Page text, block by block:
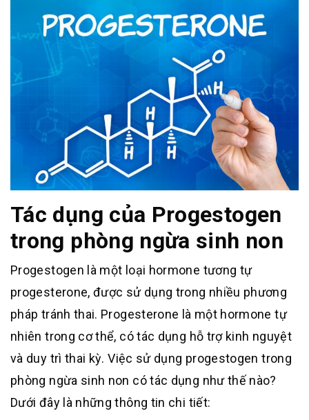
Tác dụng của Progestogen
trong phòng ngừa sinh non
Progestogen là một loại hormone tương tự
progesterone, được sử dụng trong nhiều phương
pháp tránh thai. Progesterone là một hormone tự
nhiên trong cơ thể, có tác dụng hỗ trợ kinh nguyệt
và duy trì thai kỳ.Việc sử dụng progestogen trong
phòng ngừa sinh non có tác dụng như thế nào?
Dưới đây là những thông tin chi tiết: